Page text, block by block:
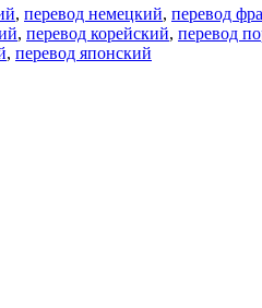
, перевод немецкий, перевод
, перевод корейский, перевод
, перевод японский